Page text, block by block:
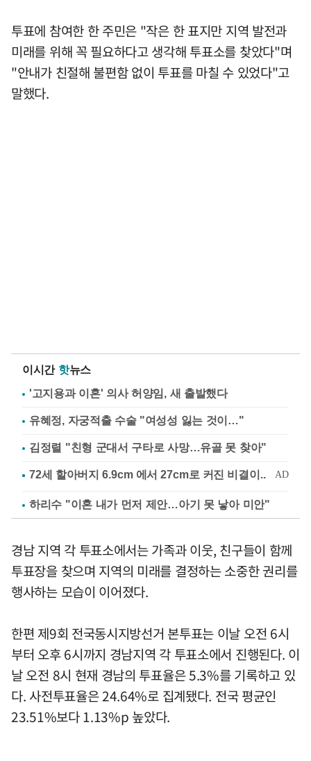
투표에 참여한 한 주민은 "작은 한 표지만 지역 발전과
미래를 위해 꼭 필요하다고 생각해 투표소를 찾았다"며
"안내가 친절해 불편함 없이 투표를 마칠 수 있었다"고
말했다.
이시간 핫뉴스
'고지용과 이혼' 의사 허양임, 새 출발했다
유혜정, 자궁적출 수술 "여성성 잃는 것이…"
김정렬 "친형 군대서 구타로 사망…유골 못 찾아"
하리수 "이혼 내가 먼저 제안…아기 못 낳아 미안"
경남 지역 각 투표소에서는 가족과 이웃, 친구들이 함께
투표장을 찾으며 지역의 미래를 결정하는 소중한 권리를
행사하는 모습이 이어졌다.
한편 제9회 전국동시지방선거 본투표는 이날 오전 6시
부터 오후 6시까지 경남지역 각 투표소에서 진행된다. 이
날 오전 8시 현재 경남의 투표율은 5.3%를 기록하고 있
다. 사전투표율은 24.64%로 집계됐다. 전국 평균인
23.51%보다 1.13%p 높았다.